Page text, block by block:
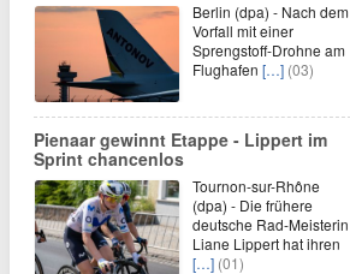
Berlin (dpa) - Nach dem
Vorfall mit einer
Sprengstoff-Drohne am
Flughafen […] (03)
Pienaar gewinnt Etappe - Lippert im
Sprint chancenlos
Tournon-sur-Rhône
(dpa) - Die frühere
deutsche Rad-Meisterin
Liane Lippert hat ihren
[…] (01)